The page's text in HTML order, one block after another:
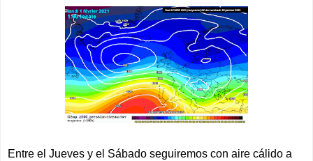
Entre el Jueves y el Sábado seguiremos con aire cálido a